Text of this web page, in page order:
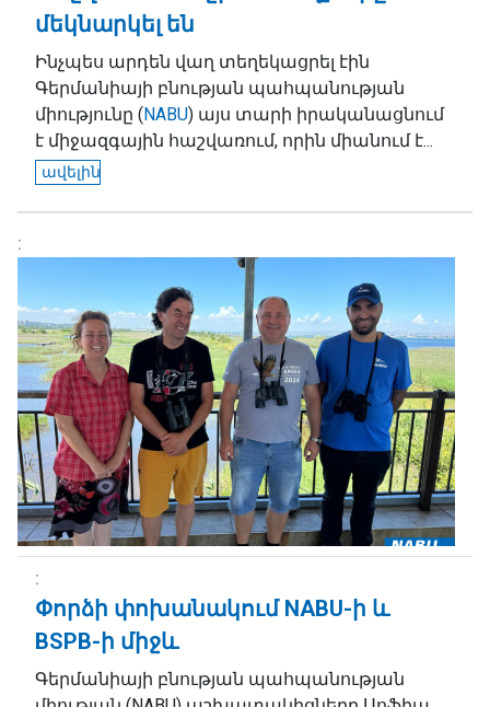
մեկնարկել են
Ինչպես արդեն վաղ տեղեկացրել էին
Գերմանիայի բնության պահպանության
միությունը (NABU) այս տարի իրականացնում
է միջազգային հաշվառում, որին միանում է...
ավելին
Փորձի փոխանակում NABU-ի և
BSPB-ի միջև
Գերմանիայի բնության պահպանության